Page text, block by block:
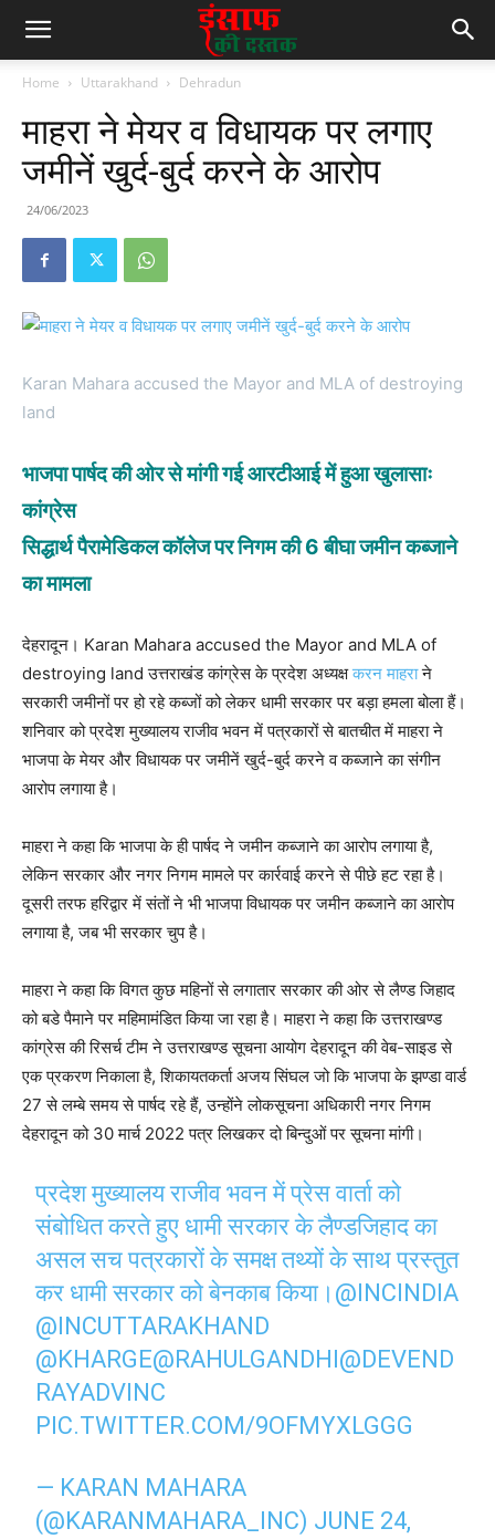
Home Uttarakhand Dehradun
माहरा ने मेयर व विधायक पर लगाए
जमीनें खुर्द-बुर्द करने के आरोप
24/06/2023
Karan Mahara accused the Mayor and MLA of destroying
land
भाजपा पार्षद की ओर से मांगी गई आरटीआई में हुआ खुलासाः
कांग्रेस
सिद्धार्थ पैरामेडिकल कॉलेज पर निगम की 6 बीघा जमीन कब्जाने
का मामला
देहरादून। Karan Mahara accused the Mayor and MLA of
destroying land उत्तराखंड कांग्रेस के प्रदेश अध्यक्षकरन माहराने
सरकारी जमीनों पर हो रहे कब्जों को लेकर धामी सरकार पर बड़ा हमला बोला हैं।
शनिवार को प्रदेश मुख्यालय राजीव भवन में पत्रकारों से बातचीत में माहरा ने
भाजपा के मेयर और विधायक पर जमीनें खुर्द-बुर्द करने व कब्जाने का संगीन
आरोप लगाया है।
माहरा ने कहा कि भाजपा के ही पार्षद ने जमीन कब्जाने का आरोप लगाया है,
लेकिन सरकार और नगर निगम मामले पर कार्रवाई करने से पीछे हट रहा है।
दूसरी तरफ हरिद्वार में संतों ने भी भाजपा विधायक पर जमीन कब्जाने का आरोप
लगाया है, जब भी सरकार चुप है।
माहरा ने कहा कि विगत कुछ महिनों से लगातार सरकार की ओर से लैण्ड जिहाद
को बडे पैमाने पर महिमामंडित किया जा रहा है। माहरा ने कहा कि उत्तराखण्ड
कांग्रेस की रिसर्च टीम ने उत्तराखण्ड सूचना आयोग देहरादून की वेब-साइड से
एक प्रकरण निकाला है, शिकायतकर्ता अजय सिंघल जो कि भाजपा के झण्डा वार्ड
27 से लम्बे समय से पार्षद रहे हैं, उन्होंने लोकसूचना अधिकारी नगर निगम
देहरादून को 30 मार्च 2022 पत्र लिखकर दो बिन्दुओं पर सूचना मांगी।
प्रदेश मुख्यालय राजीव भवन में प्रेस वार्ता को
संबोधित करते हुए धामी सरकार के लैण्डजिहाद का
असल सच पत्रकारों के समक्ष तथ्यों के साथ प्रस्तुत
कर धामी सरकार को बेनकाब किया। @INCINDIA
@INCUTTARAKHAND
@KHARGE@RAHULGANDHI@DEVEND
RAYADVINC
PIC.TWITTER.COM/9OFMYXLGGG
— KARAN MAHARA
(@KARANMAHARA_INC) JUNE 24,